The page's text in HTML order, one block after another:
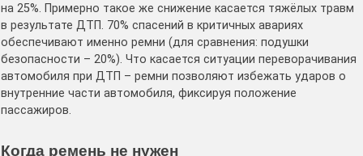
на 25%. Примерно такое же снижение касается тяжёлых травм
в результате ДТП. 70% спасений в критичных авариях
обеспечивают именно ремни (для сравнения: подушки
безопасности – 20%). Что касается ситуации переворачивания
автомобиля при ДТП – ремни позволяют избежать ударов о
внутренние части автомобиля, фиксируя положение
пассажиров.
Когда ремень не нужен